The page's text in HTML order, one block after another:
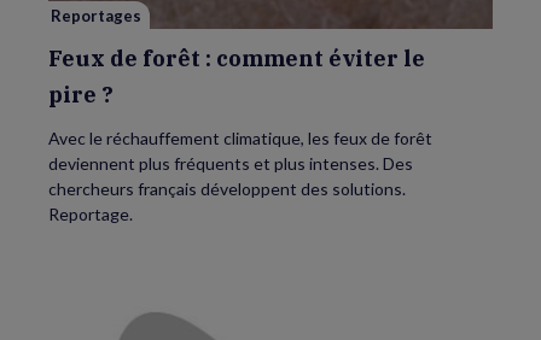
Reportages
Feux de forêt : comment éviter le
pire ?
Avec le réchauffement climatique, les feux de forêt
deviennent plus fréquents et plus intenses. Des
chercheurs français développent des solutions.
Reportage.